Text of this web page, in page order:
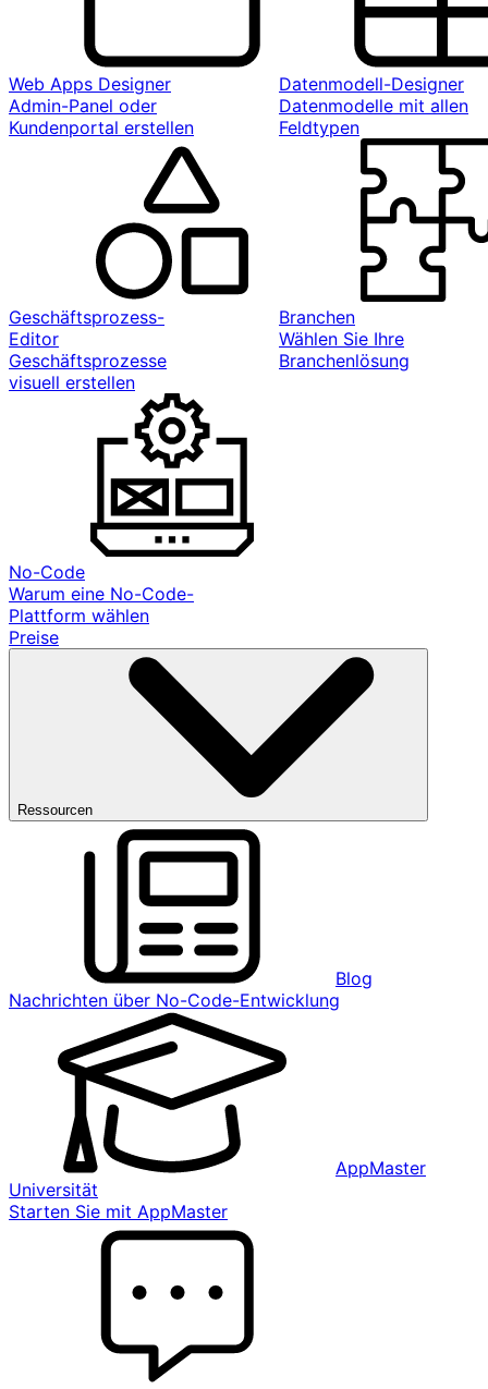
Web Apps Designer
Admin-Panel oder
Kundenportal erstellen
Datenmodell-Designer
Datenmodelle mit allen
Feldtypen
Geschäftsprozess-
Editor
Geschäftsprozesse
visuell erstellen
Branchen
Wählen Sie Ihre
Branchenlösung
No-Code
Warum eine No-Code-
Plattform wählen
Preise
Ressourcen
Blog
Nachrichten über No-Code-Entwicklung
AppMaster
Universität
Starten Sie mit AppMaster